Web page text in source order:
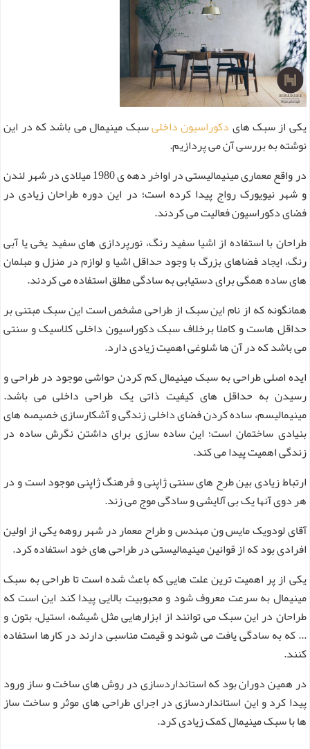
یکی از سبک هایدکوراسیون داخلیسبک مینیمال می باشد که در این
نوشته به بررسی آن می پردازیم.
در واقع معماری مینیمالیستی در اواخر دهه ی 1980 میلادی در شهر لندن
و شهر نیویورک رواج پیدا کرده است؛ در این دوره طراحان زیادی در
فضای دکوراسیون فعالیت می کردند.
طراحان با استفاده از اشیا سفید رنگ، نورپردازی های سفید یخی یا آبی
رنگ، ایجاد فضاهای بزرگ با وجود حداقل اشیا و لوازم در منزل و مبلمان
های ساده همگی برای دستیابی به سادگی مطلق استفاده می کردند.
همانگونه که از نام این سبک از طراحی مشخص است این سبک مبتنی بر
حداقل هاست و کاملا برخلاف سبک دکوراسیون داخلی کلاسیک و سنتی
می باشد که در آن ها شلوغی اهمیت زیادی دارد.
ایده اصلی طراحی به سبک مینیمال کم کردن حواشی موجود در طراحی و
رسیدن به حداقل های کیفیت ذاتی یک طراحی داخلی می باشد.
مینیمالیسم، ساده کردن فضای داخلی زندگی و آشکارسازی خصیصه های
بنیادی ساختمان است؛ این ساده سازی برای داشتن نگرش ساده در
زندگی اهمیت پیدا می کند.
ارتباط زیادی بین طرح های سنتی ژاپنی و فرهنگ ژاپنی موجود است و در
هر دوی آنها یک بی آلایشی و سادگی موج می زند.
آقای لودویک مایس ون مهندس و طراح معمار در شهر روهه یکی از اولین
افرادی بود که از قوانین مینیمالیستی در طراحی های خود استفاده کرد.
یکی از پر اهمیت ترین علت هایی که باعث شده است تا طراحی به سبک
مینیمال به سرعت معروف شود و محبوبیت بالایی پیدا کند این است که
طراحان در این سبک می توانند از ابزارهایی مثل شیشه، استیل، بتون و
... که به سادگی یافت می شوند و قیمت مناسبی دارند در کارها استفاده
کنند.
در همین دوران بود که استانداردسازی در روش های ساخت و ساز ورود
پیدا کرد و این استانداردسازی در اجرای طراحی های موثر و ساخت ساز
ها با سبک مینیمال کمک زیادی کرد.